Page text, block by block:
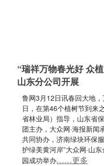
“瑞祥万物春光好 众
山东分公司开展
鲁网3月12日讯春回大地
日，在第46个植树节到来
省林业局）指导，山东省
团主办，大众网·海报新闻
共同协办，济南绿块环保
护绿美黄河岸”大众网·山
园成功举办……更多